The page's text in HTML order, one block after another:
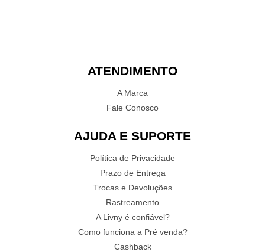
ATENDIMENTO
A Marca
Fale Conosco
AJUDA E SUPORTE
Política de Privacidade
Prazo de Entrega
Trocas e Devoluções
Rastreamento
A Livny é confiável?
Como funciona a Pré venda?
Cashback